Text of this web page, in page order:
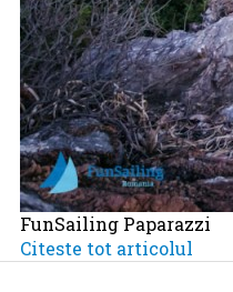
FunSailing Paparazzi
Citeste tot articolul